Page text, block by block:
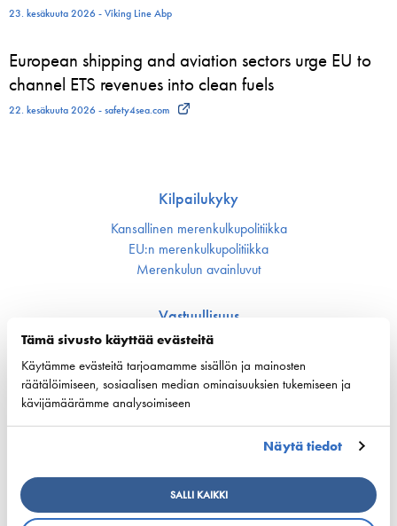
Tämä sivusto käyttää evästeitä
Käytämme evästeitä tarjoamamme sisällön ja mainosten
räätälöimiseen, sosiaalisen median ominaisuuksien tukemiseen ja
kävijämäärämme analysoimiseen
Näytä tiedot
SALLI KAIKKI
23. kesäkuuta 2026 - Viking Line Abp
European shipping and aviation sectors urge EU to
channel ETS revenues into clean fuels
22. kesäkuuta 2026 - safety4sea.com
Kilpailukyky
Kansallinen merenkulku­politiikka
EU:n merenkulku­politiikka
Merenkulun avainluvut
Vastuullisuus
Huoltovarmuus
Ympäristö ja ilmasto
Varustamot panostavat uuteen teknologiaan ja
ympäristöystävällisiin ratkaisuihin uusissa aluksissa
Työmarkkina-asiat
Miehitys ja pätevyys­asiat